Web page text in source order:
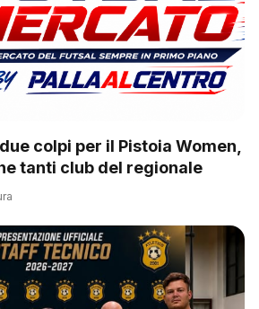
colpi per il Pistoia Women,
tanti club del regionale